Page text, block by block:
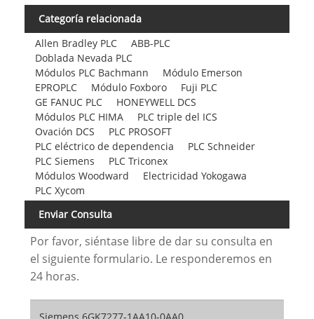
Categoría relacionada
Allen Bradley PLC
ABB-PLC
Doblada Nevada PLC
Módulos PLC Bachmann
Módulo Emerson
EPROPLC
Módulo Foxboro
Fuji PLC
GE FANUC PLC
HONEYWELL DCS
Módulos PLC HIMA
PLC triple del ICS
Ovación DCS
PLC PROSOFT
PLC eléctrico de dependencia
PLC Schneider
PLC Siemens
PLC Triconex
Módulos Woodward
Electricidad Yokogawa
PLC Xycom
Enviar Consulta
Por favor, siéntase libre de dar su consulta en
el siguiente formulario. Le responderemos en
24 horas.